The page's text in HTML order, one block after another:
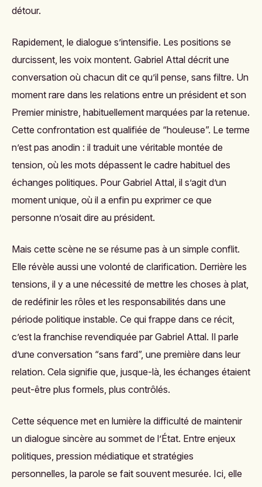
détour.
Rapidement, le dialogue s’intensifie. Les positions se
durcissent, les voix montent. Gabriel Attal décrit une
conversation où chacun dit ce qu’il pense, sans filtre. Un
moment rare dans les relations entre un président et son
Premier ministre, habituellement marquées par la retenue.
Cette confrontation est qualifiée de “houleuse”. Le terme
n’est pas anodin : il traduit une véritable montée de
tension, où les mots dépassent le cadre habituel des
échanges politiques. Pour Gabriel Attal, il s’agit d’un
moment unique, où il a enfin pu exprimer ce que
personne n’osait dire au président.
Mais cette scène ne se résume pas à un simple conflit.
Elle révèle aussi une volonté de clarification. Derrière les
tensions, il y a une nécessité de mettre les choses à plat,
de redéfinir les rôles et les responsabilités dans une
période politique instable. Ce qui frappe dans ce récit,
c’est la franchise revendiquée par Gabriel Attal. Il parle
d’une conversation “sans fard”, une première dans leur
relation. Cela signifie que, jusque-là, les échanges étaient
peut-être plus formels, plus contrôlés.
Cette séquence met en lumière la difficulté de maintenir
un dialogue sincère au sommet de l’État. Entre enjeux
politiques, pression médiatique et stratégies
personnelles, la parole se fait souvent mesurée. Ici, elle